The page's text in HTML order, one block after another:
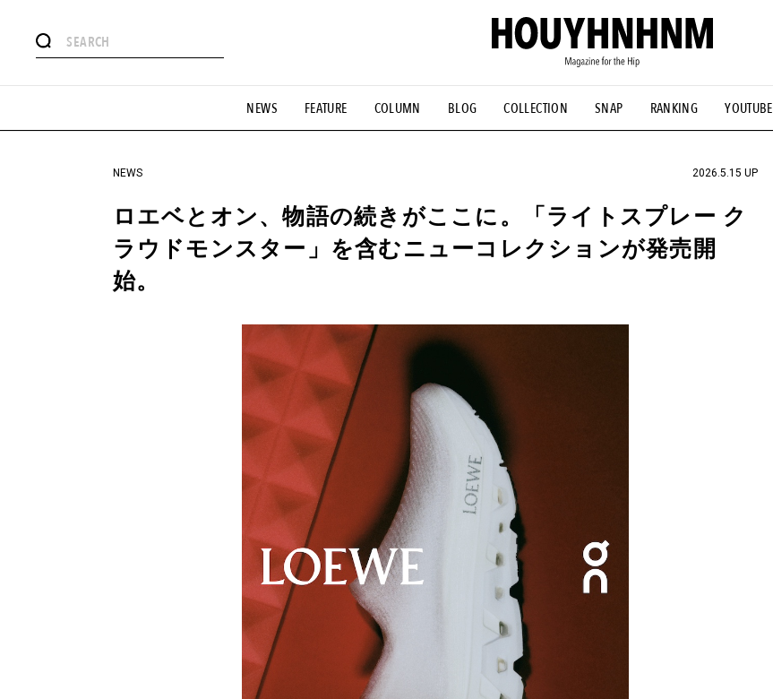
NEWS FEATURE COLUMN BLOG COLLECTION SNAP RANKING YOUTUBE
#憧れの逸品 #ESSENTIAL DESIGNS #古着サミット #NEW VINTAGE #マイナーグッド図鑑
#GH 銘品の所以 #フイナムのYouTube #Commune H #FOCUS IT #AH.H #ととけん #FASHION #MUSIC
#HANDSOME HANDBOOK
NEWS 2026.5.15 UP
ロエベとオン、物語の続きがここに。「ライトスプレー ク
ラウドモンスター」を含むニューコレクションが発売開
始。